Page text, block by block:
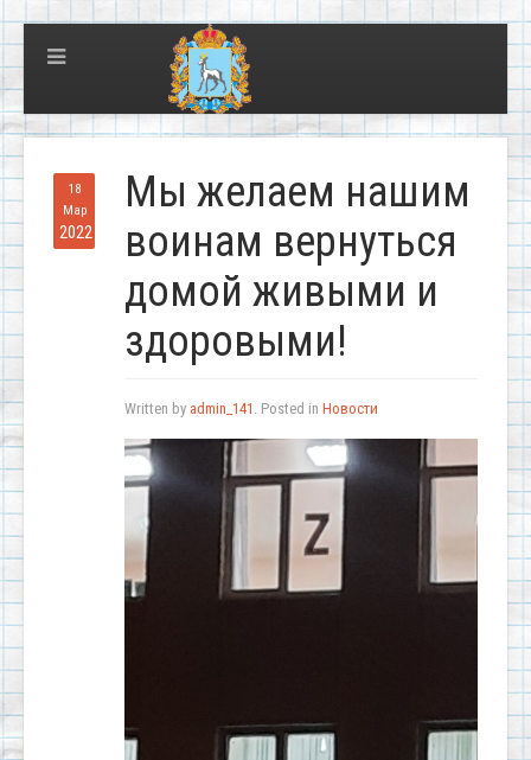
18
Мар
2022
Мы желаем нашим
воинам вернуться
домой живыми и
здоровыми!
Written by admin_141 . Posted in Новости